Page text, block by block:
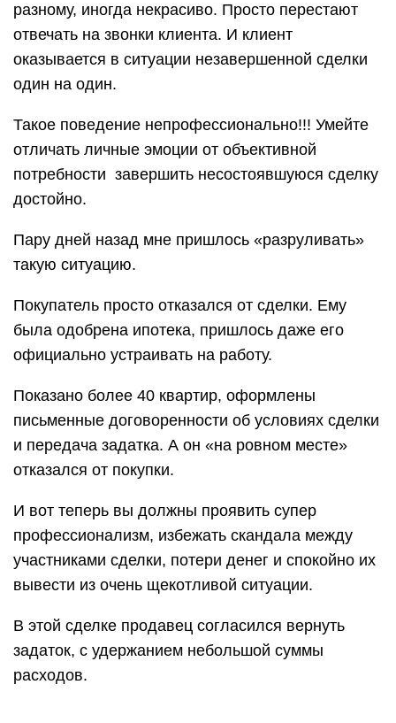
разному, иногда некрасиво. Просто перестают
отвечать на звонки клиента. И клиент
оказывается в ситуации незавершенной сделки
один на один.
Такое поведение непрофессионально!!! Умейте
отличать личные эмоции от объективной
потребности завершить несостоявшуюся сделку
достойно.
Пару дней назад мне пришлось «разруливать»
такую ситуацию.
Покупатель просто отказался от сделки. Ему
была одобрена ипотека, пришлось даже его
официально устраивать на работу.
Показано более 40 квартир, оформлены
письменные договоренности об условиях сделки
и передача задатка. А он «на ровном месте»
отказался от покупки.
И вот теперь вы должны проявить супер
профессионализм, избежать скандала между
участниками сделки, потери денег и спокойно их
вывести из очень щекотливой ситуации.
В этой сделке продавец согласился вернуть
задаток, с удержанием небольшой суммы
расходов.